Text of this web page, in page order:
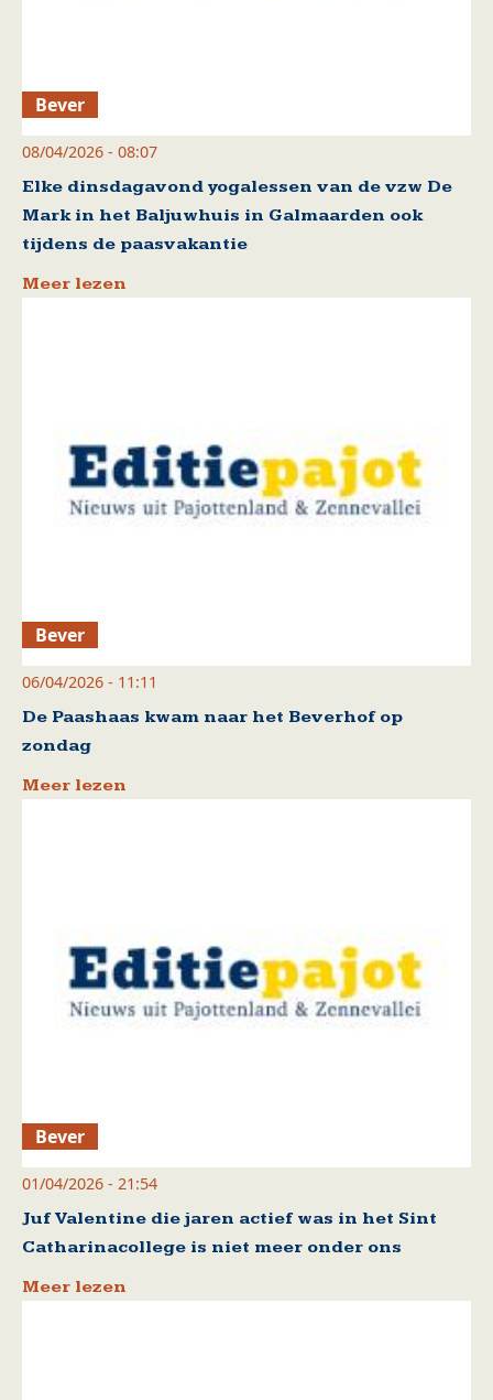
Bever
08/04/2026 - 08:07
Elke dinsdagavond yogalessen van de vzw De
Mark in het Baljuwhuis in Galmaarden ook
tijdens de paasvakantie
Meer lezen
Bever
06/04/2026 - 11:11
De Paashaas kwam naar het Beverhof op
zondag
Meer lezen
Bever
01/04/2026 - 21:54
Juf Valentine die jaren actief was in het Sint
Catharinacollege is niet meer onder ons
Meer lezen